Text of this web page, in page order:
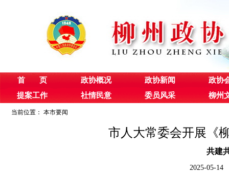
首 页 政协概况 政协新闻
政协
提案工作
社情民意 委员风采 柳州
当前位置： 本市要闻
市人大常委会开展《
共建
2025-05-